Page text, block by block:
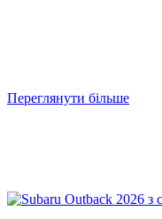
Переглянути більше